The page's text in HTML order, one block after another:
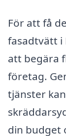
För att få
fasadtvätt i
att begära
företag.
tjänster
din budget